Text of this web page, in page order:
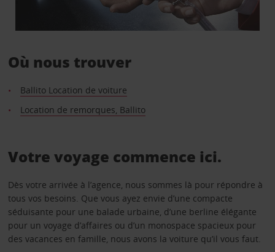
Où nous trouver
Ballito Location de voiture
Location de remorques, Ballito
Votre voyage commence ici.
Dès votre arrivée à l’agence, nous sommes là pour répondre à
tous vos besoins. Que vous ayez envie d’une compacte
séduisante pour une balade urbaine, d’une berline élégante
pour un voyage d’affaires ou d’un monospace spacieux pour
des vacances en famille, nous avons la voiture qu’il vous faut.